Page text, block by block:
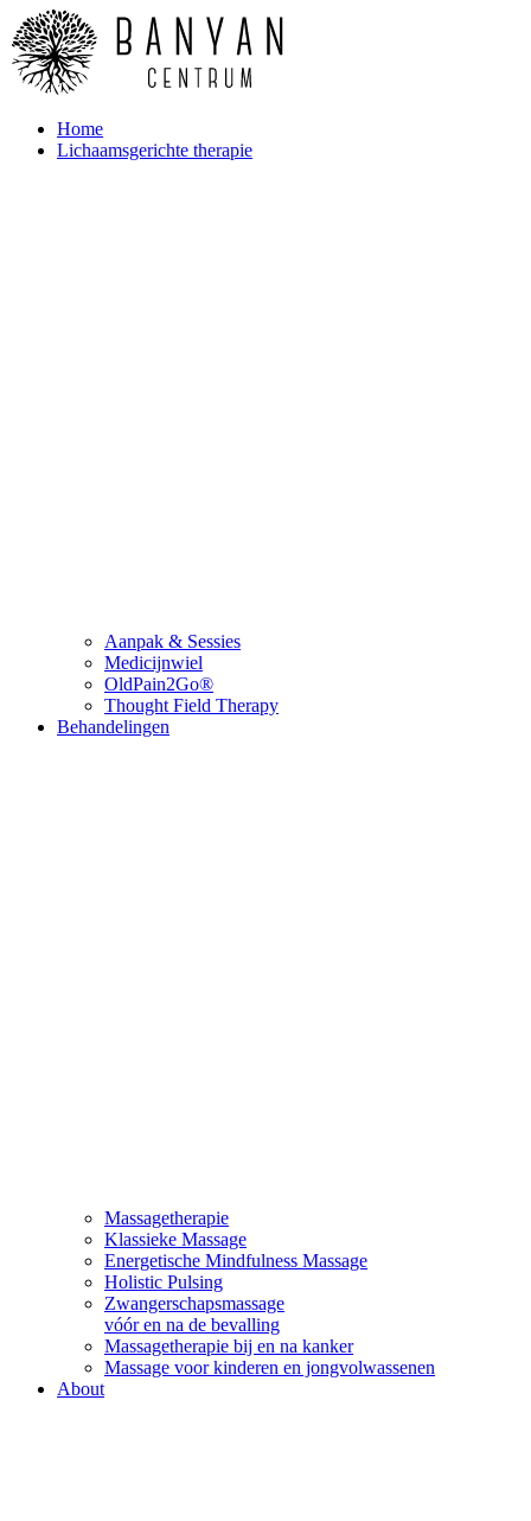
Home
Lichaamsgerichte therapie
Aanpak & Sessies
Medicijnwiel
OldPain2Go®
Thought Field Therapy
Behandelingen
Massagetherapie
Klassieke Massage
Energetische Mindfulness Massage
Holistic Pulsing
Zwangerschapsmassage
vóór en na de bevalling
Massagetherapie bij en na kanker
Massage voor kinderen en jongvolwassenen
About